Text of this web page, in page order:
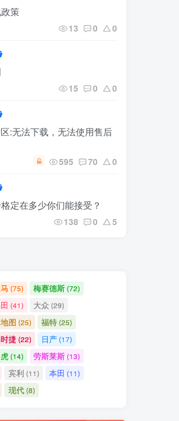
策
13 0 0
15 0 0
:无法下载，无法使用售后
595 70 0
定在多少你们能接受？
138 0 5
(75) 梅赛德斯(72)
(41) 大众(29)
地图 (25) 福特(25)
捷(22) 日产(17)
(14) 劳斯莱斯(13)
宾利 (11) 本田 (11)
现代(8)